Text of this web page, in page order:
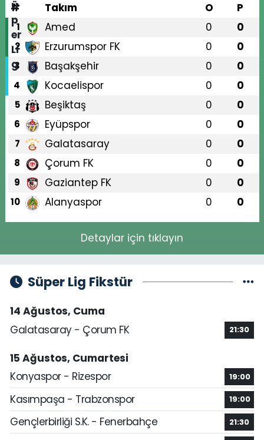
#
Takım O P
1 Amed 0 0
2 Erzurumspor FK 0 0
3 Başakşehir 0 0
4 Kocaelispor 0 0
5 Beşiktaş 0 0
6 Eyüpspor 0 0
7 Galatasaray 0 0
8 Çorum FK 0 0
9 Gaziantep FK 0 0
10 Alanyaspor 0 0
Detaylar için tıklayın
Süper Lig Fikstür
14 Ağustos, Cuma
Galatasaray - Çorum FK
21:30
15 Ağustos, Cumartesi
Konyaspor - Rizespor
19:00
Kasımpaşa - Trabzonspor 19:00
Gençlerbirliği S.K. - Fenerbahçe 21:30